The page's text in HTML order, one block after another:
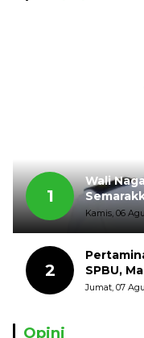
1
Wali
dengan
Putih
Kamis, 06
2
SPBU,
Jumat, 07
Opini